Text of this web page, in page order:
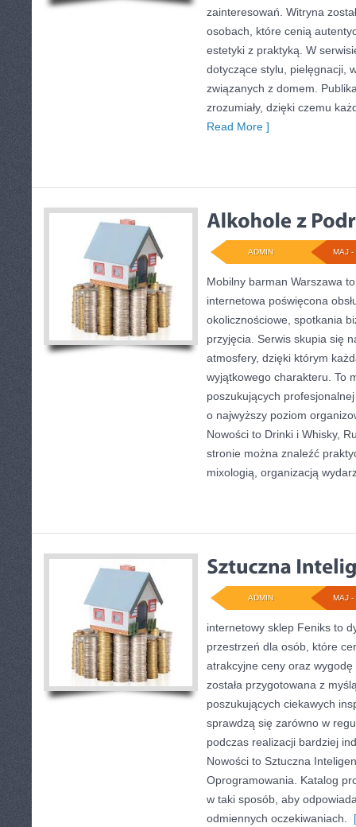
zainteresowań. Witryna
osobach, które cenią
estetyki z praktyką. W
dotyczące stylu, pielęgnacji,
związanych z domem.
zrozumiały, dzięki czemu
Read More ]
MAJ -
ADMIN
Mobilny barman Warszawa
internetowa poświęcona
okolicznościowe, spotkania
przyjęcia. Serwis skupia się
atmosfery, dzięki którym
wyjątkowego charakteru. To
poszukujących
o najwyższy poziom
Nowości to Drinki i Whisky,
stronie można znaleźć
mixologią, organizacją
MAJ -
ADMIN
internetowy sklep Feniks to
przestrzeń dla osób, które
atrakcyjne ceny oraz
została przygotowana z
poszukujących ciekawych
sprawdzą się zarówno w
podczas realizacji bardziej
Nowości to Sztuczna
Oprogramowania. Katalog
w taki sposób, aby
odmiennych oczekiwaniach.